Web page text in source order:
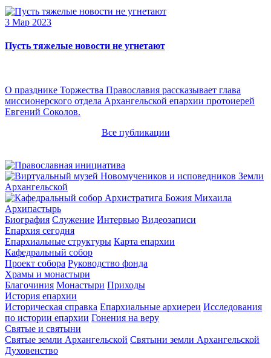
3 Мар 2023
Пусть тяжелые новости не угнетают
О празднике Торжества Православия рассказывает глава
миссионерского отдела Архангельской епархии протоиерей
Евгений Соколов.
Все публикации
Архипастырь
Биография Служение Интервью Видеозаписи
Епархия сегодня
Епархиальные структуры Карта епархии
Кафедральный собор
Проект собора Руководство фонда
Храмы и монастыри
Благочиния Монастыри Приходы
История епархии
Историческая справка Епархиальные архиереи Исследования
по истории епархии Гонения на веру
Святые и святыни
Святые земли Архангельской Святыни земли Архангельской
Духовенство